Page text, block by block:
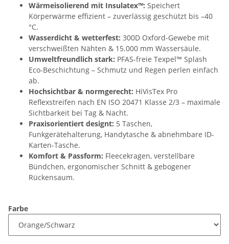
Wärmeisolierend mit Insulatex™: Speichert
Körperwärme effizient – zuverlässig geschützt bis –40
°C.
Wasserdicht & wetterfest: 300D Oxford-Gewebe mit
verschweißten Nähten & 15.000 mm Wassersäule.
Umweltfreundlich stark: PFAS-freie Texpel™ Splash
Eco-Beschichtung – Schmutz und Regen perlen einfach
ab.
Hochsichtbar & normgerecht: HiVisTex Pro
Reflexstreifen nach EN ISO 20471 Klasse 2/3 – maximale
Sichtbarkeit bei Tag & Nacht.
Praxisorientiert designt: 5 Taschen,
Funkgerätehalterung, Handytasche & abnehmbare ID-
Karten-Tasche.
Komfort & Passform: Fleecekragen, verstellbare
Bündchen, ergonomischer Schnitt & gebogener
Rückensaum.
Farbe